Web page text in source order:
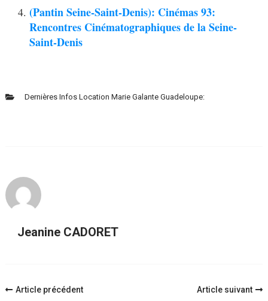
(Pantin Seine-Saint-Denis): Cinémas 93:
Rencontres Cinématographiques de la Seine-
Saint-Denis
Dernières Infos Location Marie Galante Guadeloupe:
Jeanine CADORET
Navigation
Article précédent Article suivant